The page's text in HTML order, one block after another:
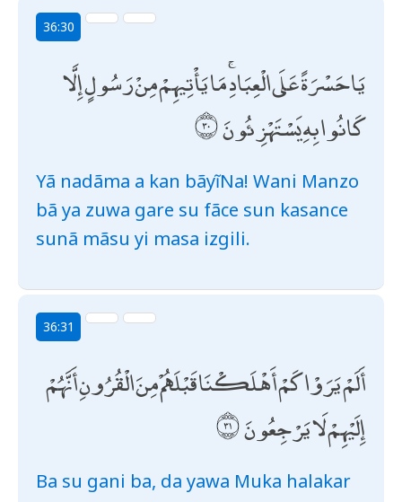
36:30
يَا حَسْرَةً عَلَى الْعِبَادِ ۚ مَا يَأْتِيهِمْ مِنْ رَسُولٍ إِلَّا
كَانُوا بِهِ يَسْتَهْزِئُونَ
Yã nadãma a kan bãyĩNa! Wani Manzo
bã ya zuwa gare su fãce sun kasance
sunã mãsu yi masa izgili.
36:31
أَلَمْ يَرَوْا كَمْ أَهْلَكْنَا قَبْلَهُمْ مِنَ الْقُرُونِ أَنَّهُمْ
إِلَيْهِمْ لَا يَرْجِعُونَ
Ba su gani ba, da yawa Muka halakar